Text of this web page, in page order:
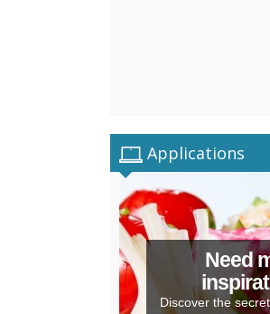
Applications
Need
Discover the